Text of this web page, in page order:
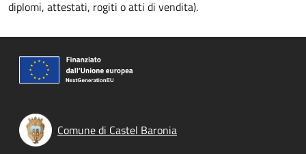
diplomi, attestati, rogiti o atti di vendita).
Comune di Castel Baronia